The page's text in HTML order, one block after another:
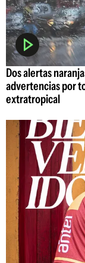
Dos alertas
advertencias por
extratropical